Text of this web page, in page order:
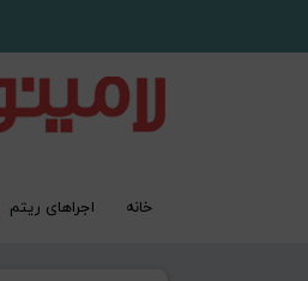
خانه اجراهای ریتم